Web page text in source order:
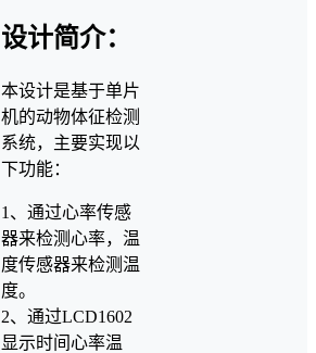
设计简介：
本设计是基于单片
机的动物体征检测
系统，主要实现以
下功能：
1、通过心率传感
器来检测心率，温
度传感器来检测温
度。
2、通过LCD1602
显示时间心率温